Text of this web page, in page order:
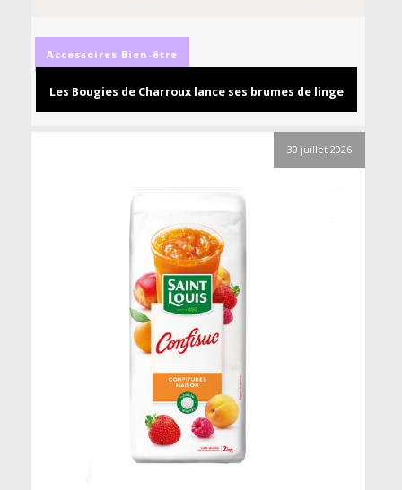
Accessoires Bien-être
Les Bougies de Charroux lance ses brumes de linge
30 juillet 2026